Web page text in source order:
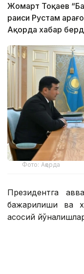
Жомарт Тоқаев
раиси Рустам
Ақорда хабар
Фото: Ақорда
Президентга
бажарилиши ва
асосий